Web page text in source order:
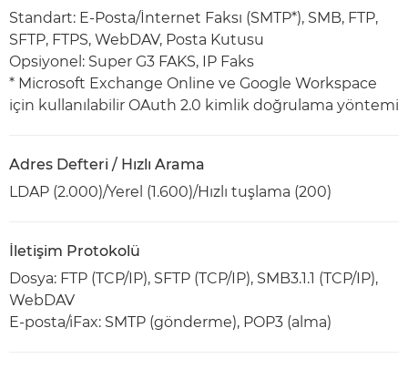
Standart: E-Posta/İnternet Faksı (SMTP*), SMB, FTP,
SFTP, FTPS, WebDAV, Posta Kutusu
Opsiyonel: Super G3 FAKS, IP Faks
* Microsoft Exchange Online ve Google Workspace
için kullanılabilir OAuth 2.0 kimlik doğrulama yöntemi
Adres Defteri / Hızlı Arama
LDAP (2.000)/Yerel (1.600)/Hızlı tuşlama (200)
İletişim Protokolü
Dosya: FTP (TCP/IP), SFTP (TCP/IP), SMB3.1.1 (TCP/IP),
WebDAV
E-posta/iFax: SMTP (gönderme), POP3 (alma)